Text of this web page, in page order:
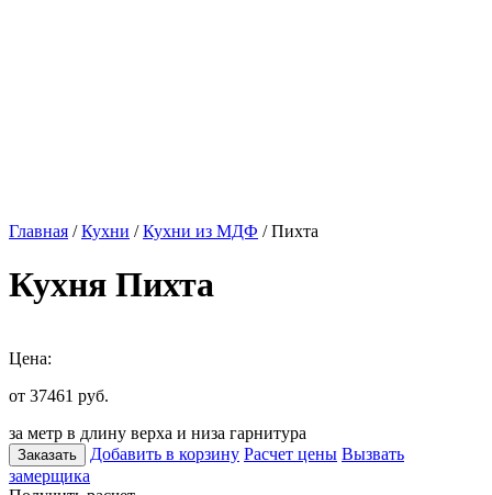
Главная /Кухни /Кухни из МДФ / Пихта
Кухня Пихта
Цена:
от 37461 руб.
за метр в длину верха и низа гарнитура
Заказать Добавить в корзину Расчет цены Вызвать
замерщика